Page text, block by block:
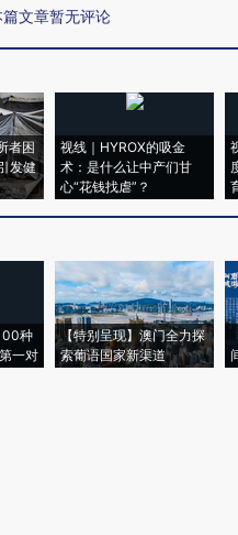
篇文章暂无评论
者困
发健
视线｜HYROX的吸金
术：是什么让中产们甘
心“花钱找虐”？
种
一对
【特别呈现】澳门全力探
索葡语国家新渠道